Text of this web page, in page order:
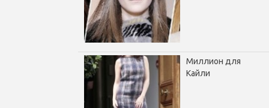
Миллион для
Кайли